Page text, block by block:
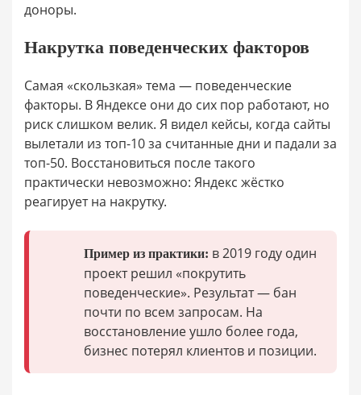
доноры.
Накрутка поведенческих факторов
Самая «скользкая» тема — поведенческие
факторы. В Яндексе они до сих пор работают, но
риск слишком велик. Я видел кейсы, когда сайты
вылетали из топ-10 за считанные дни и падали за
топ-50. Восстановиться после такого
практически невозможно: Яндекс жёстко
реагирует на накрутку.
Пример из практики: в 2019 году один
проект решил «покрутить
поведенческие». Результат — бан
почти по всем запросам. На
восстановление ушло более года,
бизнес потерял клиентов и позиции.